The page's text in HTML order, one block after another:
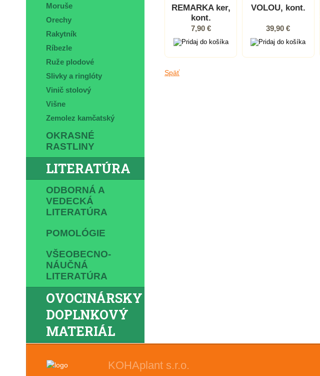
Moruše
Orechy
Rakytník
Ríbezle
Ruže plodové
Slivky a ringlóty
Vinič stolový
Višne
Zemolez kamčatský
OKRASNÉ
RASTLINY
LITERATÚRA
ODBORNÁ A
VEDECKÁ
LITERATÚRA
POMOLÓGIE
VŠEOBECNO-
NÁUČNÁ
LITERATÚRA
OVOCINÁRSKY
DOPLNKOVÝ
MATERIÁL
REMARKA ker,
kont.
7,90 €
VOLOU, kont.
39,90 €
Späť
KOHAplant s.r.o.